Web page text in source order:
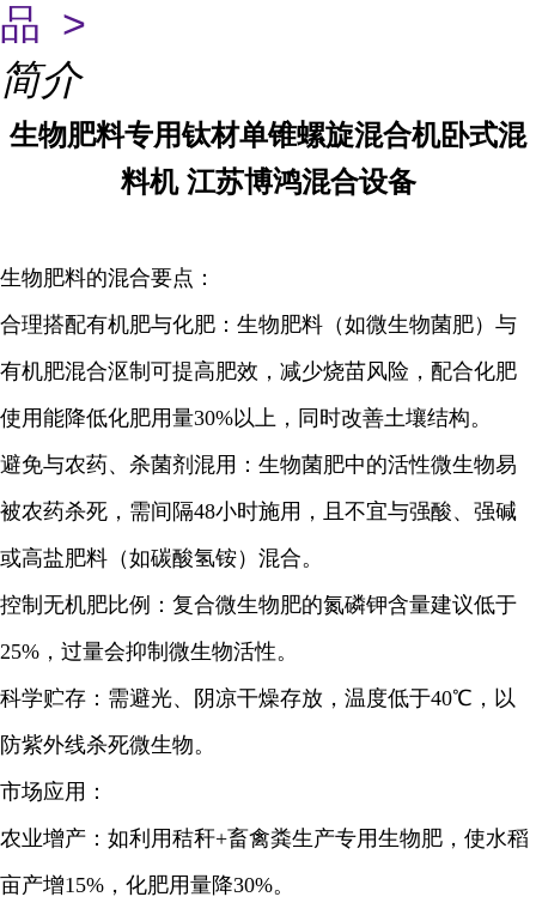
品 >
简介
生物肥料专用钛材单锥螺旋混合机卧式混
料机 江苏博鸿混合设备
生物肥料的混合要点：
合理搭配有机肥与化肥：生物肥料（如微生物菌肥）与
有机肥混合沤制可提高肥效，减少烧苗风险，配合化肥
使用能降低化肥用量30%以上，同时改善土壤结构。
避免与农药、杀菌剂混用：生物菌肥中的活性微生物易
被农药杀死，需间隔48小时施用，且不宜与强酸、强碱
或高盐肥料（如碳酸氢铵）混合。
控制无机肥比例：复合微生物肥的氮磷钾含量建议低于
25%，过量会抑制微生物活性。
科学贮存：需避光、阴凉干燥存放，温度低于40℃，以
防紫外线杀死微生物。
市场应用：
农业增产：如利用秸秆+畜禽粪生产专用生物肥，使水稻
亩产增15%，化肥用量降30%。